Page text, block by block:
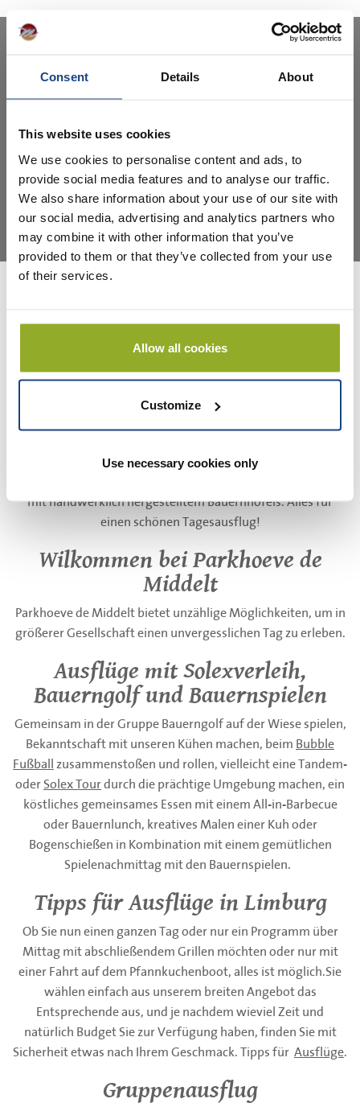
Consent Details About
This website uses cookies
We use cookies to personalise content and ads, to
provide social media features and to analyse our traffic.
We also share information about your use of our site with
our social media, advertising and analytics partners who
may combine it with other information that you’ve
provided to them or that they’ve collected from your use
of their services.
Allow all cookies
Customize
Use necessary cookies only
unsere
escape room
Los het raadsel op en ontsnap binnen de tijd!
Solex Tour
Bauerngolf
Weide mit Kühen als Spielfeld.
Alle Aktivitäten
Lustige Aktivitäten und Gruppenausflüge für
Familientag, einen Tag mit Freunden und
Mittagessen für Gruppen von 2 bis 150 Personen. Ländliche
Lage an der Maas in Kessel. Mit Aktivitäten wie Bauerngolf,
und Alt. Auf unserer gemütlichen Terrasse servieren wir
mit handwerklich hergestelltem Bauernhofeis. Alles für
einen schönen Tagesausflug!
Wilkommen bei Parkhoeve de
Middelt
Parkhoeve de Middelt bietet unzählige Möglichkeiten, um in
größerer Gesellschaft einen unvergesslichen Tag zu erleben.
Ausflüge mit Solexverleih,
Bauerngolf und Bauernspielen
Gemeinsam in der Gruppe Bauerngolf auf der Wiese spielen,
Bekanntschaft mit unseren Kühen machen, beimBubble
Fußballzusammenstoßen und rollen, vielleicht eine Tandem-
oderSolex Tourdurch die prächtige Umgebung machen, ein
köstliches gemeinsames Essen mit einem All-in-Barbecue
oder Bauernlunch, kreatives Malen einer Kuh oder
Bogenschießen in Kombination mit einem gemütlichen
Spielenachmittag mit den Bauernspielen.
Tipps für Ausflüge in Limburg
Ob Sie nun einen ganzen Tag oder nur ein Programm über
Mittag mit abschließendem Grillen möchten oder nur mit
einer Fahrt auf dem Pfannkuchenboot, alles ist möglich.Sie
wählen einfach aus unserem breiten Angebot das
Entsprechende aus, und je nachdem wieviel Zeit und
natürlich Budget Sie zur Verfügung haben, finden Sie mit
Sicherheit etwas nach Ihrem Geschmack. Tipps für Ausflüge.
Gruppenausflug